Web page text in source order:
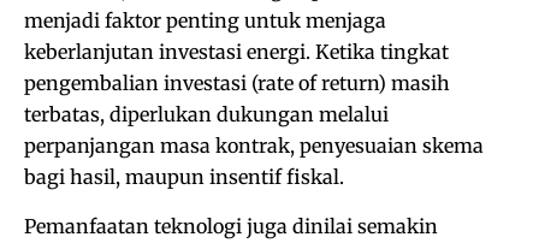
menjadi faktor penting untuk menjaga
keberlanjutan investasi energi. Ketika tingkat
pengembalian investasi (rate of return) masih
terbatas, diperlukan dukungan melalui
perpanjangan masa kontrak, penyesuaian skema
bagi hasil, maupun insentif fiskal.
Pemanfaatan teknologi juga dinilai semakin